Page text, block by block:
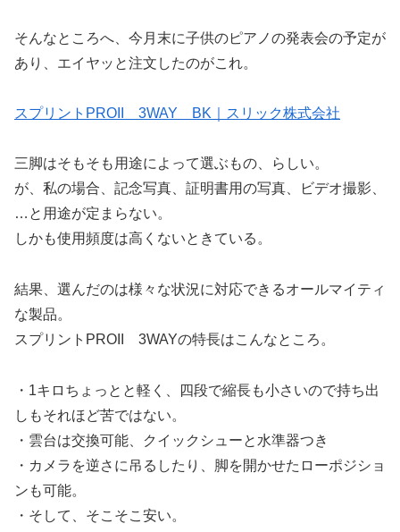
そんなところへ、今月末に子供のピアノの発表会の予定が
あり、エイヤッと注文したのがこれ。
スプリントPROII 3WAY BK｜スリック株式会社
三脚はそもそも用途によって選ぶもの、らしい。
が、私の場合、記念写真、証明書用の写真、ビデオ撮影、
…と用途が定まらない。
しかも使用頻度は高くないときている。
結果、選んだのは様々な状況に対応できるオールマイティ
な製品。
スプリントPROII 3WAYの特長はこんなところ。
・1キロちょっとと軽く、四段で縮長も小さいので持ち出
しもそれほど苦ではない。
・雲台は交換可能、クイックシューと水準器つき
・カメラを逆さに吊るしたり、脚を開かせたローポジショ
ンも可能。
・そして、そこそこ安い。